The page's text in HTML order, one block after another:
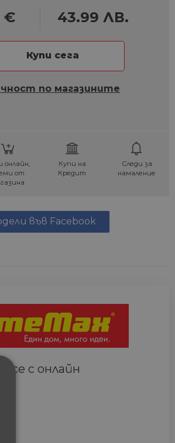
€ 43.99 ЛВ.
Купи сега
по магазините
онлайн,
от
Купи на
Кредит
Следи за
намаление
във Facebook
се с онлайн